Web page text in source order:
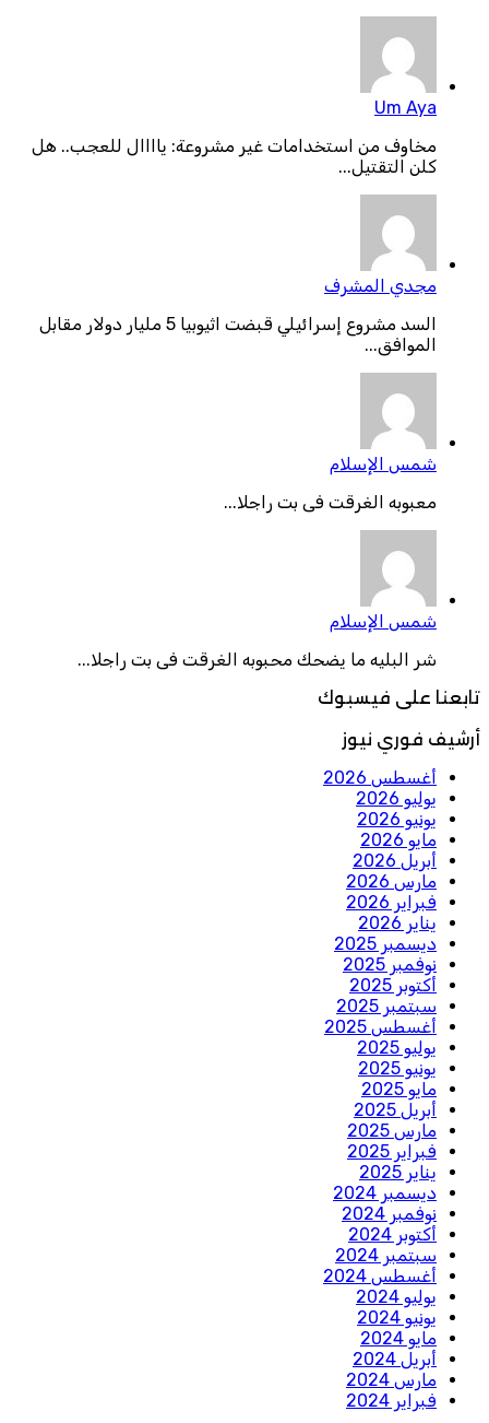
Um Aya
مخاوف من استخدامات غير مشروعة: ياااال للعجب.. هل
كلن التقتيل...
مجدي المشرف
السد مشروع إسرائيلي قبضت اثيوبيا 5 مليار دولار مقابل
الموافق...
شمس الإسلام
معبوبه الغرقت فى بت راجلا...
شمس الإسلام
شر البليه ما يضحك محبوبه الغرقت فى بت راجلا...
تابعنا على فيسبوك
أرشيف فوري نيوز
أغسطس 2026
يوليو 2026
يونيو 2026
مايو 2026
أبريل 2026
مارس 2026
فبراير 2026
يناير 2026
ديسمبر 2025
نوفمبر 2025
أكتوبر 2025
سبتمبر 2025
أغسطس 2025
يوليو 2025
يونيو 2025
مايو 2025
أبريل 2025
مارس 2025
فبراير 2025
يناير 2025
ديسمبر 2024
نوفمبر 2024
أكتوبر 2024
سبتمبر 2024
أغسطس 2024
يوليو 2024
يونيو 2024
مايو 2024
أبريل 2024
مارس 2024
فبراير 2024